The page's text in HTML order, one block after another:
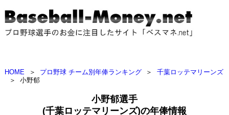
HOME ＞ プロ野球 チーム別年俸ランキング ＞
千葉ロッテマリーンズ
＞
小野郁
小野郁選手
(千葉ロッテマリーンズ)の年俸情報